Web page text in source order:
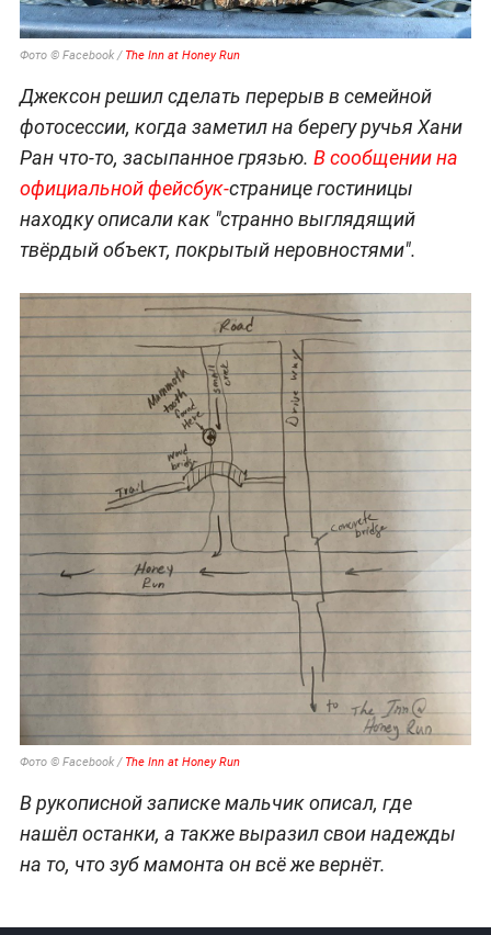
Фото © Facebook / The Inn at Honey Run
Джексон решил сделать перерыв в семейной
фотосессии, когда заметил на берегу ручья Хани
Ран что-то, засыпанное грязью. В сообщении на
официальной фейсбук-странице гостиницы
находку описали как "странно выглядящий
твёрдый объект, покрытый неровностями".
Фото © Facebook / The Inn at Honey Run
В рукописной записке мальчик описал, где
нашёл останки, а также выразил свои надежды
на то, что зуб мамонта он всё же вернёт.